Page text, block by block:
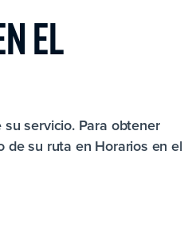
EL
servicio. Para obtener
de su ruta en Horarios en el